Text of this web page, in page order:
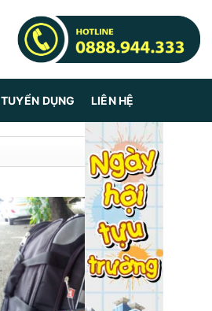
TUYỂN DỤNG LIÊN HỆ